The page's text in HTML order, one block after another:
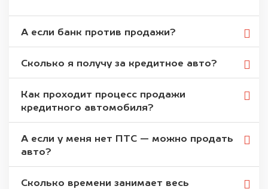
А если банк против продажи?
Сколько я получу за кредитное авто?
Как проходит процесс продажи
кредитного автомобиля?
А если у меня нет ПТС — можно продать
авто?
Сколько времени занимает весь